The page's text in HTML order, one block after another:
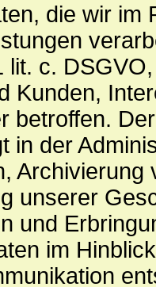
die wir im
lit. c.
Kunden,
betroffen.
in der
unserer
und
im